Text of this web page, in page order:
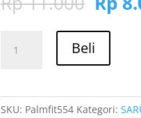
Rp
Jual
Mekanik
Beli
SKU: Palmfit554 Kategori: